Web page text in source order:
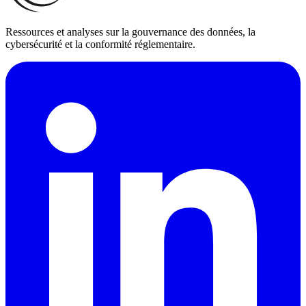
Ressources et analyses sur la gouvernance des données, la
cybersécurité et la conformité réglementaire.